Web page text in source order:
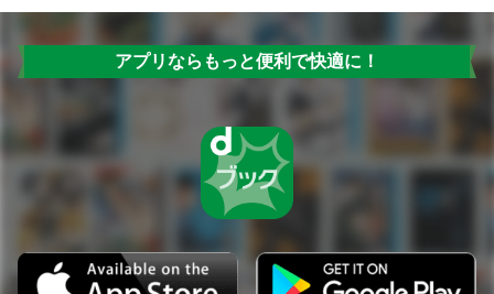
アプリならもっと便利で快適に！